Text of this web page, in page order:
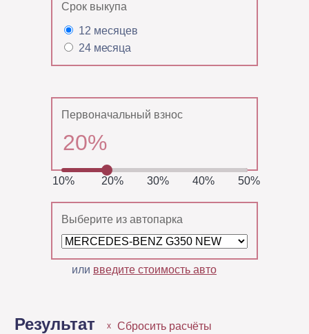
Срок выкупа
12 месяцев
24 месяца
Первоначальный взнос
10% 20% 30% 40% 50%
Выберите из автопарка
или введите стоимость авто
Результат x Сбросить расчёты